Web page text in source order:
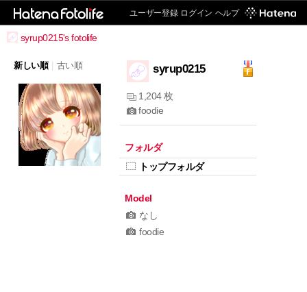
ユーザー登録 ログイン ヘルプ
syrup0215's fotolife
新しい順 古い順 syrup0215
1,204 枚
foodie
フォルダ
トップフォルダ
Model
なし
foodie